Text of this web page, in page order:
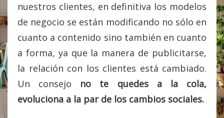
nuestros clientes, en definitiva los modelos
de negocio se están modificando no sólo en
cuanto a contenido sino también en cuanto
a forma, ya que la manera de publicitarse,
la relación con los clientes está cambiado.
Un consejo no te quedes a la cola,
evoluciona a la par de los cambios sociales.